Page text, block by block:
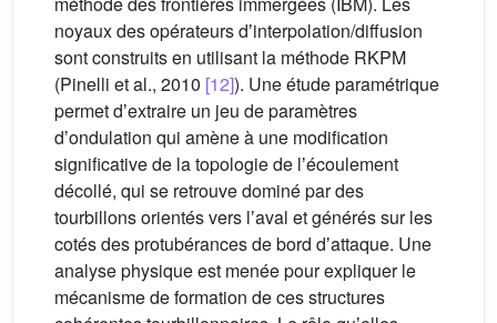
noyaux des opérateurs dʼinterpolation/diffusion
sont construits en utilisant la méthode RKPM
(Pinelli et al., 2010 [12]). Une étude paramétrique
permet dʼextraire un jeu de paramètres
dʼondulation qui amène à une modification
significative de la topologie de lʼécoulement
décollé, qui se retrouve dominé par des
tourbillons orientés vers lʼaval et générés sur les
cotés des protubérances de bord dʼattaque. Une
analyse physique est menée pour expliquer le
mécanisme de formation de ces structures